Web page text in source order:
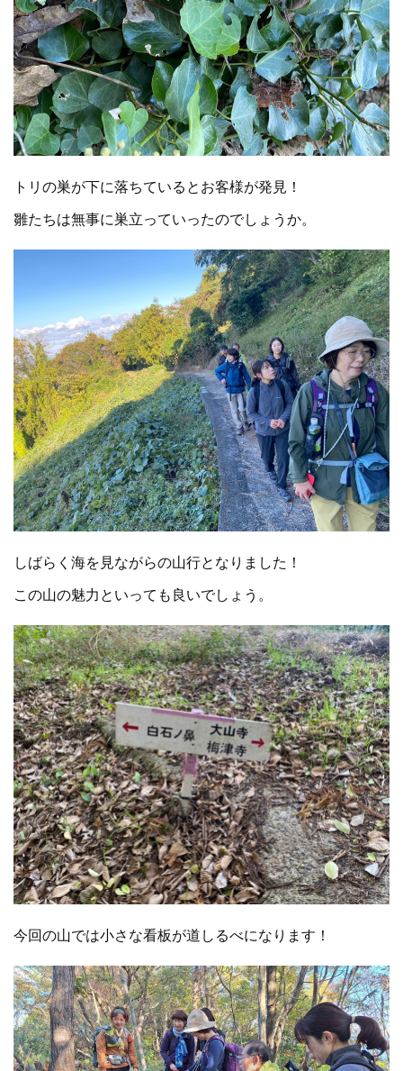
トリの巣が下に落ちているとお客様が発見！
雛たちは無事に巣立っていったのでしょうか。
しばらく海を見ながらの山行となりました！
この山の魅力といっても良いでしょう。
今回の山では小さな看板が道しるべになります！